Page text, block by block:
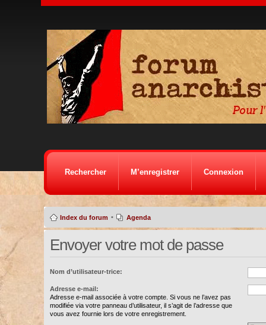
Rechercher M’enregistrer Connexion
Index du forum • Agenda
Envoyer votre mot de passe
Nom d’utilisateur-trice:
Adresse e-mail:
Adresse e-mail associée à votre compte. Si vous ne l’avez pas
modifiée via votre panneau d’utilisateur, il s’agit de l’adresse que
vous avez fournie lors de votre enregistrement.